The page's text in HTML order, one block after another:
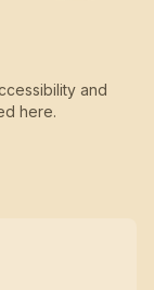
and
here.